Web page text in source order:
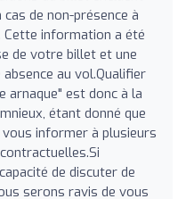
de non-présence à
information a été
de votre billet et une
au vol.Qualifier
arnaque" est donc à la
étant donné que
informer à plusieurs
de discuter de
serons ravis de vous